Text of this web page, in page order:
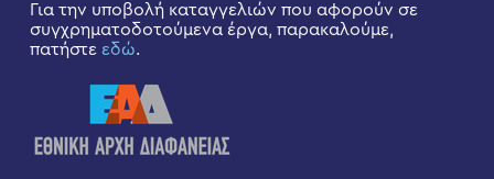
Για την υποβολή καταγγελιών που αφορούν σε
συγχρηματοδοτούμενα έργα, παρακαλούμε,
πατήστε εδώ.